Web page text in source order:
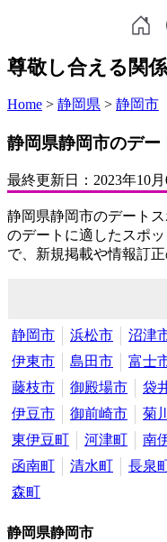
尊敬し合える関
Home > 静岡県 > 静岡市
静岡県静岡市のデー
最終更新日： 2023年10月
静岡県静岡市のデート
のデートに適したスポ
で、新規掲載や情報訂
静岡市 浜松市 沼津
伊東市
島田市 富士
藤枝市
御殿場市 袋
伊豆市
御前崎市 菊
東伊豆町
河津町 南
函南町
清水町 長泉
森町
静岡県静岡市